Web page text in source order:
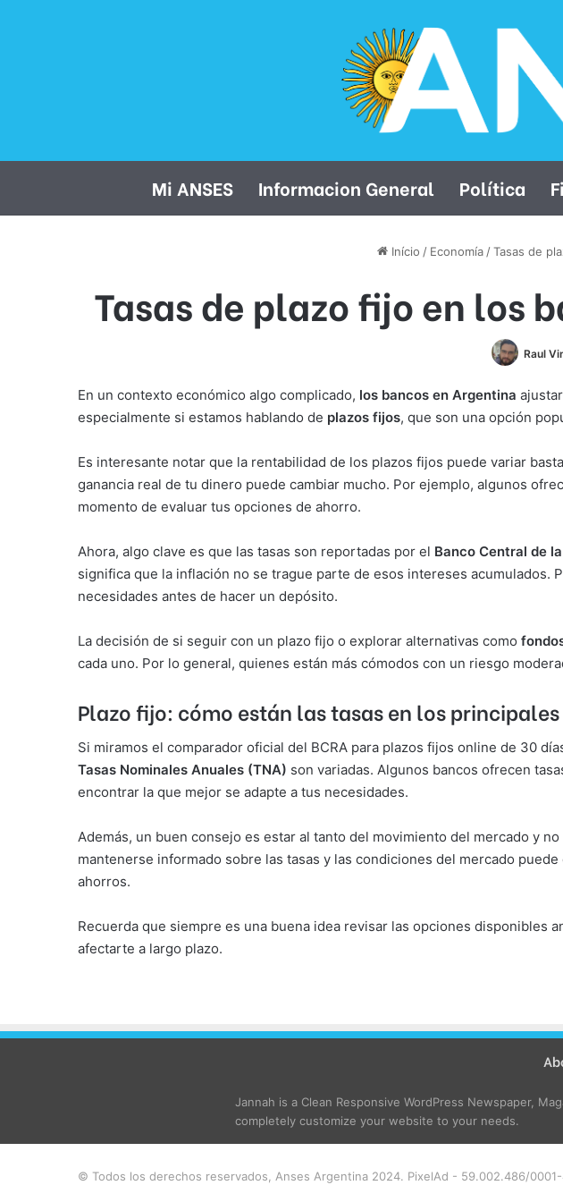
Mi ANSES Informacion General Política
Início / Economía /Tasas de
Tasas de plazo fijo en los
Raul
En un contexto económico algo complicado, los bancos en Argentina
especialmente si estamos hablando de plazos fijos, que son una opción
Es interesante notar que la rentabilidad de los plazos fijos puede variar
ganancia real de tu dinero puede cambiar mucho. Por ejemplo, algunos
momento de evaluar tus opciones de ahorro.
Ahora, algo clave es que las tasas son reportadas por el Banco Central de
significa que la inflación no se trague parte de esos intereses acumulados.
necesidades antes de hacer un depósito.
La decisión de si seguir con un plazo fijo o explorar alternativas como
cada uno. Por lo general, quienes están más cómodos con un riesgo
Plazo fijo: cómo están las tasas en los
Si miramos el comparador oficial del BCRA para plazos fijos online de 30
Tasas Nominales Anuales (TNA) son variadas. Algunos bancos ofrecen
encontrar la que mejor se adapte a tus necesidades.
Además, un buen consejo es estar al tanto del movimiento del mercado y
mantenerse informado sobre las tasas y las condiciones del mercado
ahorros.
Recuerda que siempre es una buena idea revisar las opciones
afectarte a largo plazo.
Jannah is a Clean Responsive WordPress Newspaper,
completely customize your website to your needs.
© Todos los derechos reservados, Anses Argentina 2024. PixelAd - 59.002.486/